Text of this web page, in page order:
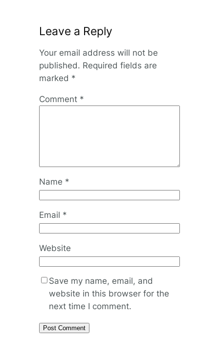
Leave a Reply
Your email address will not be
published. Required fields are
marked *
Comment *
Name *
Email *
Website
Save my name, email, and
website in this browser for the
next time I comment.